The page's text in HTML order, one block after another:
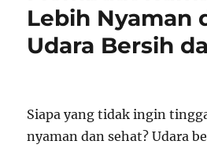
Lebih Nyaman
Udara Bersih
Siapa yang tidak ingin
nyaman dan sehat? Udara